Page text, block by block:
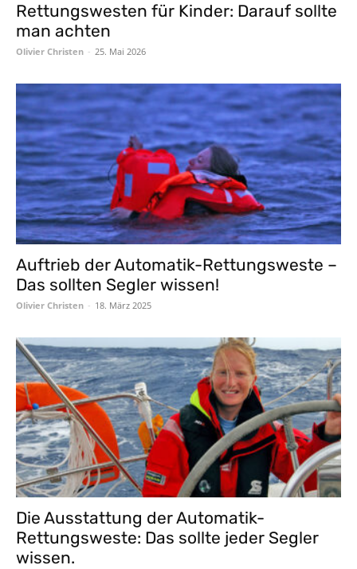
Rettungswesten für Kinder: Darauf sollte
man achten
Olivier Christen - 25. Mai 2026
Auftrieb der Automatik-Rettungsweste –
Das sollten Segler wissen!
Olivier Christen - 18. März 2025
Die Ausstattung der Automatik-
Rettungsweste: Das sollte jeder Segler
wissen.